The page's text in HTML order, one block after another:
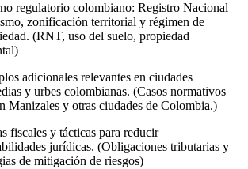
regulatorio colombiano: Registro Nacional
zonificación territorial y régimen de
(RNT, uso del suelo, propiedad
adicionales relevantes en ciudades
y urbes colombianas. (Casos normativos
Manizales y otras ciudades de Colombia.)
fiscales y tácticas para reducir
jurídicas. (Obligaciones tributarias y
de mitigación de riesgos)